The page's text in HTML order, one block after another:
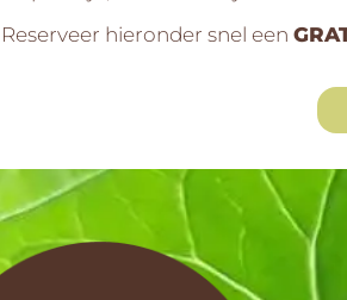
Reserveer hieronder snel een